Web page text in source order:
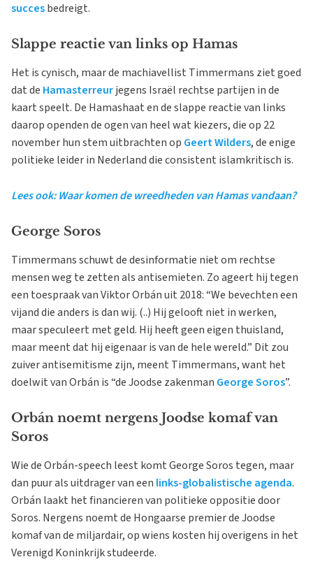
succesbedreigt.
Slappe reactie van links op Hamas
Het is cynisch, maar de machiavellist Timmermans ziet goed
dat de Hamasterreurjegens Israël rechtse partijen in de
kaart speelt. De Hamashaat en de slappe reactie van links
daarop openden de ogen van heel wat kiezers, die op 22
november hun stem uitbrachten op Geert Wilders, de enige
politieke leider in Nederland die consistent islamkritisch is.
Lees ook: Waar komen de wreedheden van Hamas vandaan?
George Soros
Timmermans schuwt de desinformatie niet om rechtse
mensen weg te zetten als antisemieten. Zo ageert hij tegen
een toespraak van Viktor Orbán uit 2018: “We bevechten een
vijand die anders is dan wij. (..) Hij gelooft niet in werken,
maar speculeert met geld. Hij heeft geen eigen thuisland,
maar meent dat hij eigenaar is van de hele wereld.” Dit zou
zuiver antisemitisme zijn, meent Timmermans, want het
doelwit van Orbán is “de Joodse zakenman George Soros”.
Orbán noemt nergens Joodse komaf van
Soros
Wie de Orbán-speech leest komt George Soros tegen, maar
dan puur als uitdrager van een links-globalistische agenda.
Orbán laakt het financieren van politieke oppositie door
Soros. Nergens noemt de Hongaarse premier de Joodse
komaf van de miljardair, op wiens kosten hij overigens in het
Verenigd Koninkrijk studeerde.